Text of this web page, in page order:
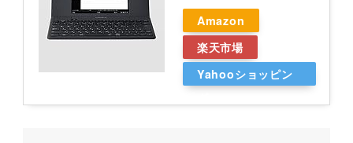
Amazon
楽天市場
Yahooショッピン